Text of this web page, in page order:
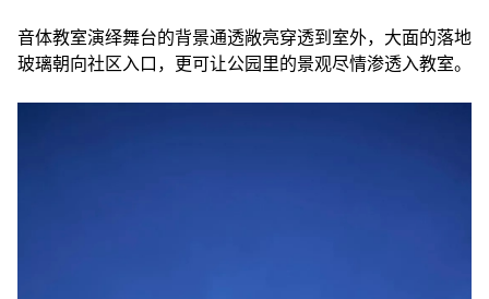
音体教室演绎舞台的背景通透敞亮穿透到室外，大面的落地
玻璃朝向社区入口，更可让公园里的景观尽情渗透入教室。